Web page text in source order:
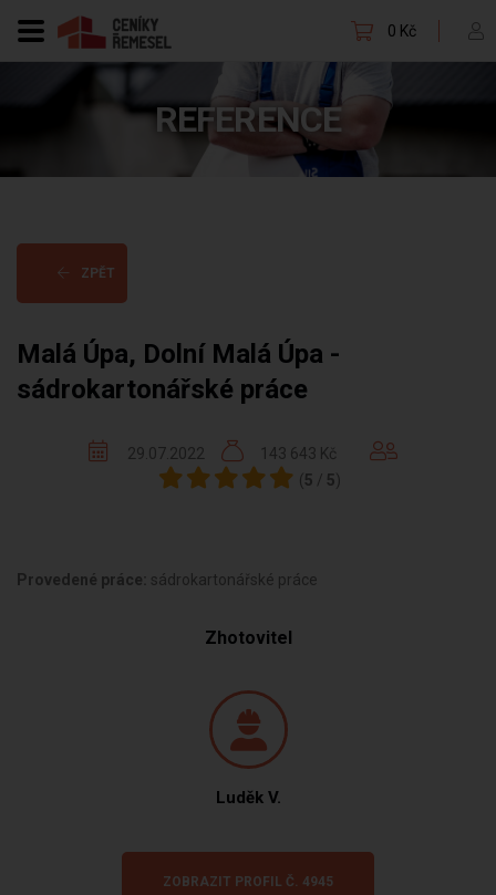
0 Kč
REFERENCE
ZPĚT
Malá Úpa, Dolní Malá Úpa -
sádrokartonářské práce
29.07.2022
143 643 Kč
( 5 / 5)
Provedené práce: sádrokartonářské práce
Zhotovitel
Luděk V.
ZOBRAZIT PROFIL Č. 4945